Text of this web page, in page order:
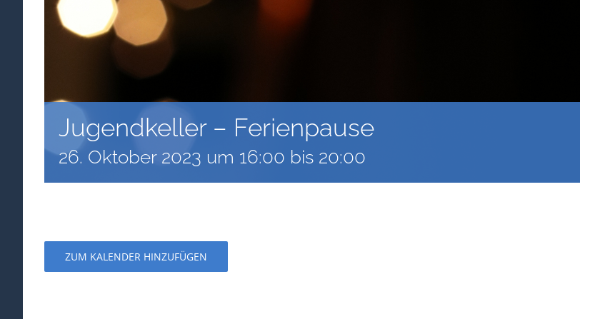
Jugendkeller – Ferienpause
26. Oktober 2023 um 16:00 bis 20:00
ZUM KALENDER HINZUFÜGEN